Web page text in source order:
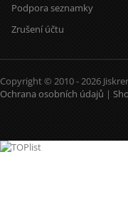
Podpora seznamky
Zrušení účtu
Copyright © 2010 - 2026
Ochrana osobních údajů |